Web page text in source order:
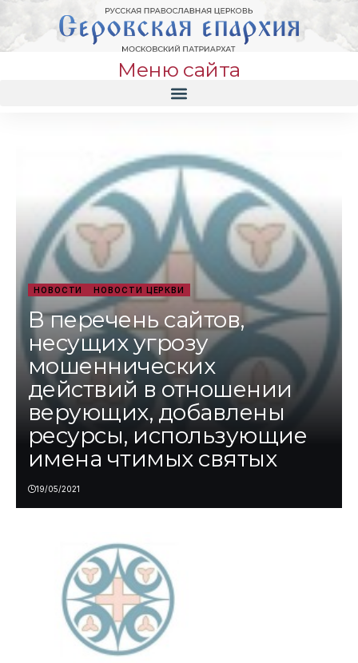
Меню сайта
НОВОСТИ НОВОСТИ ЦЕРКВИ
В перечень сайтов,
несущих угрозу
мошеннических
действий в отношении
верующих, добавлены
ресурсы, использующие
имена чтимых святых
19/05/2021